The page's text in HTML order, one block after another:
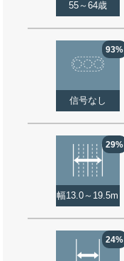
55～64歳
93%
信号なし
29%
幅13.0～19.5m
24%